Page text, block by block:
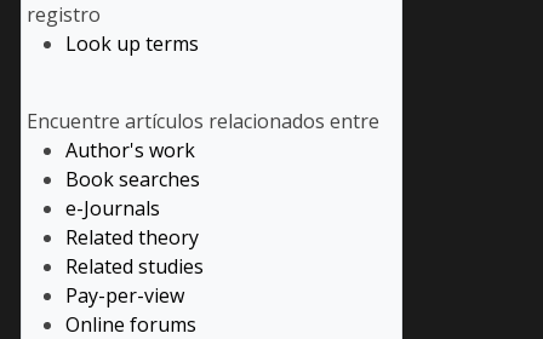
registro
Look up terms
Encuentre artículos relacionados entre
Author's work
Book searches
e-Journals
Related theory
Related studies
Pay-per-view
Online forums